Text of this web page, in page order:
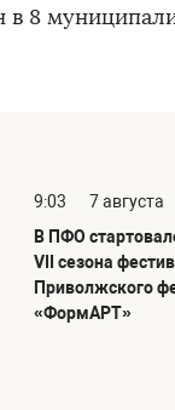
8
9:03
7 августа
В ПФО
VII сезона
Приволжского
«ФормАРТ»